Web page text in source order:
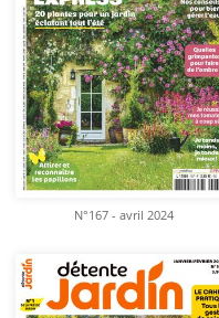
N°167 - avril 2024